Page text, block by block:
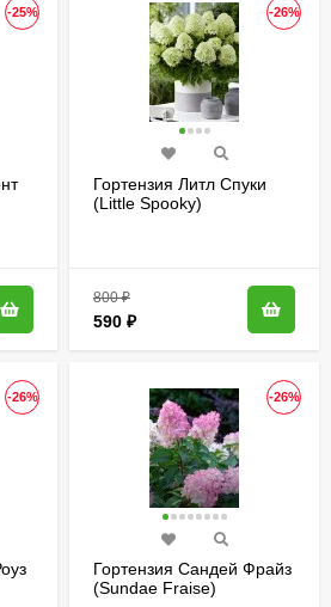
-25% -26%
Гортензия Литл Спуки
(Little Spooky)
800₽
590 ₽
-26% -26%
Гортензия Сандей Фрайз
(Sundae Fraise)